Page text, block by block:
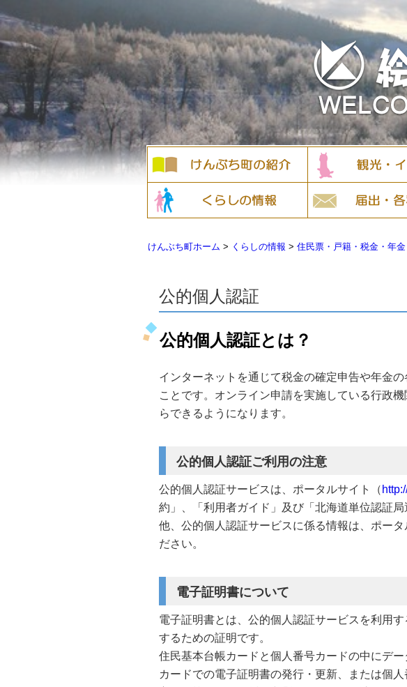
けんぶち町ホーム > くらしの情報 > 住民票・戸籍・税金・年
公的個人認証
公的個人認証とは？
インターネットを通じて税金の確定申告や年金
ことです。オンライン申請を実施している行政
らできるようになります。
公的個人認証ご利用の注意
公的個人認証サービスは、ポータルサイト（
約」、「利用者ガイド」及び「北海道単位認証
他、公的個人認証サービスに係る情報は、ポー
ださい。
電子証明書について
電子証明書とは、公的個人認証サービスを利用
するための証明です。
住民基本台帳カードと個人番号カードの中にデ
カードでの電子証明書の発行・更新、または個